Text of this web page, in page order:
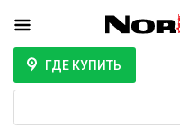
ГДЕ КУПИТЬ